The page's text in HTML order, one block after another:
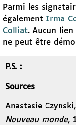
Parmi les
également Irma
Colliat. Aucun
ne peut être
P.S. :
Sources
Anastasie
Nouveau monde, 1